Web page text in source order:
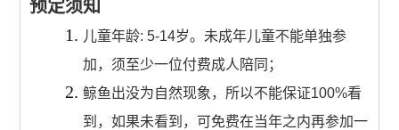
预定须知
儿童年龄: 5-14岁。未成年儿童不能单独参
加，须至少一位付费成人陪同；
鲸鱼出没为自然现象，所以不能保证100%看
到，如果未看到，可免费在当年之内再参加一